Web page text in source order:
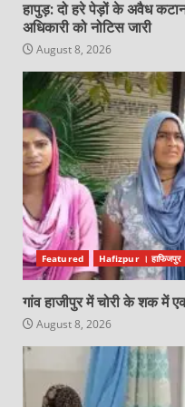
हापुड़: दो हरे पेड़ों के अवैध
अधिकारी को नोटिस जारी
August 8, 2026
Featured Hafizpur । हाफिजपुर
गांव हाजीपुर में चोरी के शक में
August 8, 2026